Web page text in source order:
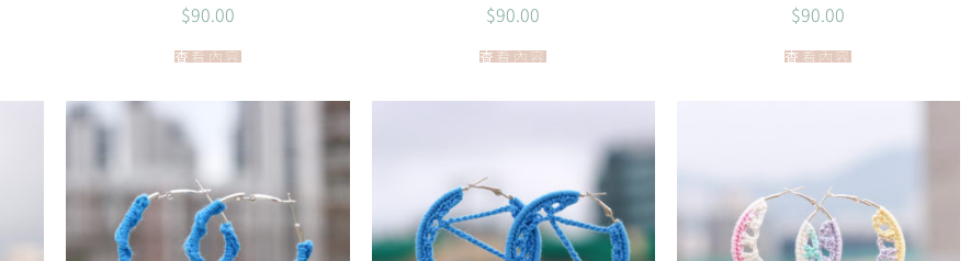
$90.00
查看內容
$90.00
查看內容
$90.00
查看內容